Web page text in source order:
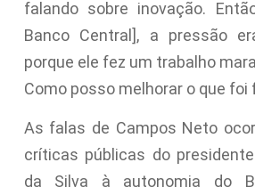
falando sobre inovação.
Banco Central], a pressão
porque ele fez um trabalho
Como posso melhorar o que foi
As falas de Campos Neto
críticas públicas do
da Silva à autonomia do